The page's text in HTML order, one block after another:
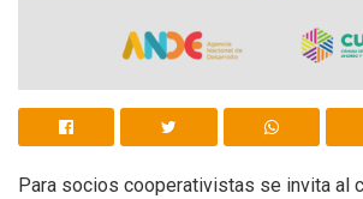
Para socios cooperativistas se invita al